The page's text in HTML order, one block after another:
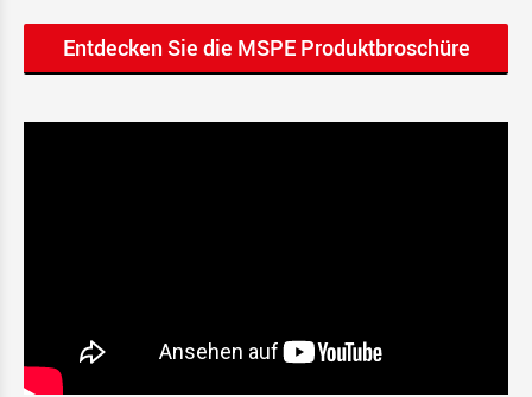
Entdecken Sie die MSPE Produktbroschüre